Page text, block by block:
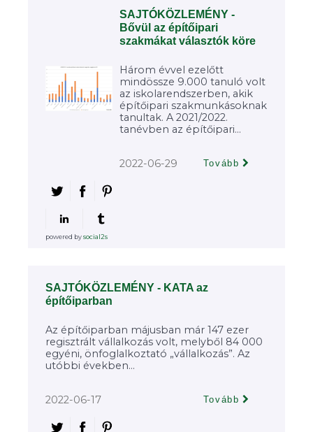
SAJTÓKÖZLEMÉNY -
Bővül az építőipari
szakmákat választók köre
Három évvel ezelőtt
mindössze 9.000 tanuló volt
az iskolarendszerben, akik
építőipari szakmunkásoknak
tanultak. A 2021/2022.
tanévben az építőipari...
2022-06-29 Tovább
powered bysocial2s
SAJTÓKÖZLEMÉNY - KATA az
építőiparban
Az építőiparban májusban már 147 ezer
regisztrált vállalkozás volt, melyből 84 000
egyéni, önfoglalkoztató „vállalkozás”. Az
utóbbi években...
2022-06-17 Tovább